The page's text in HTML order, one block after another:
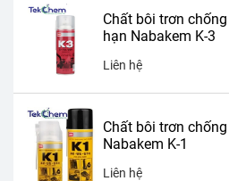
Chất bôi trơn
hạn Nabakem K-3
Liên hệ
Chất bôi trơn
Nabakem K-1
Liên hệ